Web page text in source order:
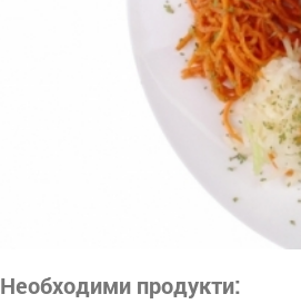
Необходими продукти